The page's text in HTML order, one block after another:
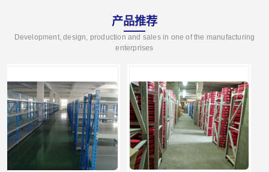
产品推荐
Development, design, production and sales in one of the manufacturing
enterprises